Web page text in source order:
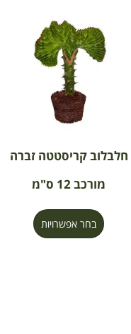
חלבלוב קריסטטה זברה
מורכב 12 ס"מ
בחר אפשרויות